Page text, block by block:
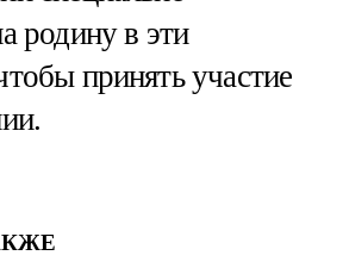
родину в эти
принять участие